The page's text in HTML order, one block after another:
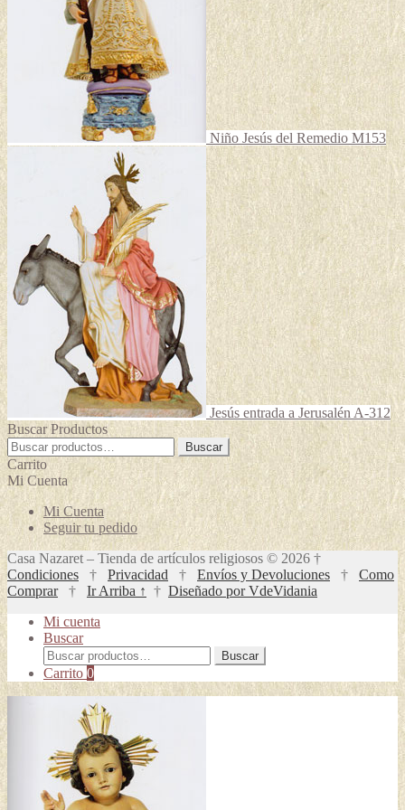
en
la
página
de
producto
Niño Jesús del Remedio M153
Jesús entrada a Jerusalén A-312
Buscar Productos
Buscar
por:
Buscar
Carrito
Mi Cuenta
Mi Cuenta
Seguir tu pedido
Casa Nazaret – Tienda de artículos religiosos © 2026 †
Condiciones † Privacidad † Envíos y Devoluciones † Como
Comprar† Ir Arriba ↑ † Diseñado por VdeVidania
Mi cuenta
Buscar
Buscar
por:
Buscar
Carrito 0